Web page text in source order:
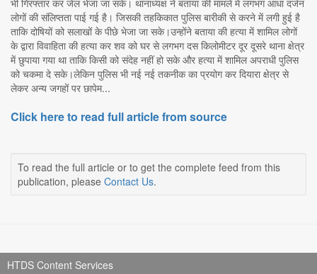
भी गिरफ्तार कर जेल भेजा जा सके। थानाध्यक्ष ने बताया की मामले में लगभग आधा दर्जन
लोगों की संलिप्तता पाई गई है। जिसकी तहकिकात पुलिस बारीकी से करने में लगी हुई है
ताकि दोषियों को सलाखों के पीछे भेजा जा सके।उन्होंने बताया की हत्या में शामिल लोगों
के द्वारा विवाहिता की हत्या कर शव को घर से लगभग दस किलोमीटर दूर दूसरे थाना क्षेत्र
में छुपाया गया था ताकि किसी को संदेह नहीं हो सके और हत्या में शामिल अपराधी पुलिस
को चकमा दे सके।लेकिन पुलिस भी नई नई तकनीक का प्रयोग कर दियारा क्षेत्र से
लेकर अन्य जगहों पर छापेम...
Click here to read full article from source
To read the full article or to get the complete feed from this
publication, please Contact Us.
HTDS Content Services